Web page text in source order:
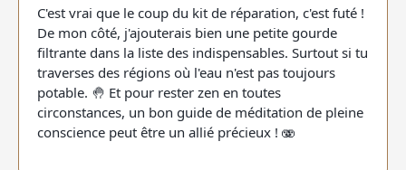
C'est vrai que le coup du kit de réparation, c'est futé !
De mon côté, j'ajouterais bien une petite gourde
filtrante dans la liste des indispensables. Surtout si tu
traverses des régions où l'eau n'est pas toujours
potable. 🤚 Et pour rester zen en toutes
circonstances, un bon guide de méditation de pleine
conscience peut être un allié précieux ! 🫨